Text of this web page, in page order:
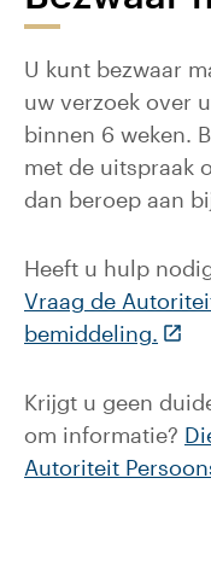
U kunt bezwaar
uw verzoek over
binnen 6 weken.
met de uitspraak
dan beroep aan
Heeft u hulp
Vraag de
bemiddeling.
Krijgt u geen
om informatie?
Autoriteit